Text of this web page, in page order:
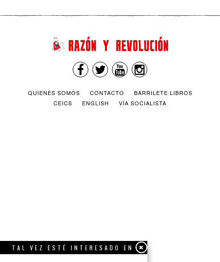
QUIENES SOMOS CONTACTO
BARRILETE LIBROS
CEICS
ENGLISH VÍA SOCIALISTA
TAL VEZ ESTÉ INTERESADO EN